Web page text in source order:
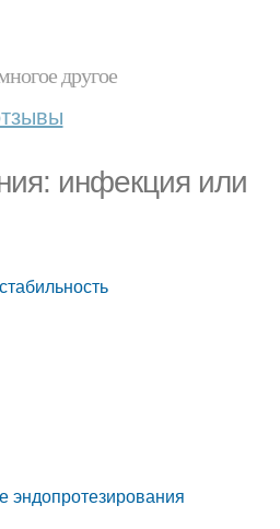
другое
инфекция или
эндопротезирования